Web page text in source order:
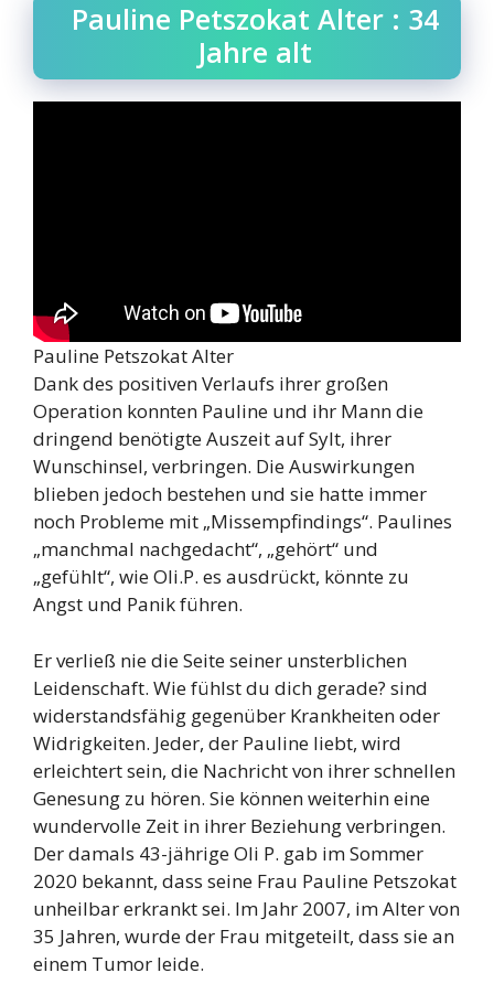
Pauline Petszokat Alter : 34
Jahre alt
Pauline Petszokat Alter
Dank des positiven Verlaufs ihrer großen
Operation konnten Pauline und ihr Mann die
dringend benötigte Auszeit auf Sylt, ihrer
Wunschinsel, verbringen. Die Auswirkungen
blieben jedoch bestehen und sie hatte immer
noch Probleme mit „Missempfindings“. Paulines
„manchmal nachgedacht“, „gehört“ und
„gefühlt“, wie Oli.P. es ausdrückt, könnte zu
Angst und Panik führen.
Er verließ nie die Seite seiner unsterblichen
Leidenschaft. Wie fühlst du dich gerade? sind
widerstandsfähig gegenüber Krankheiten oder
Widrigkeiten. Jeder, der Pauline liebt, wird
erleichtert sein, die Nachricht von ihrer schnellen
Genesung zu hören. Sie können weiterhin eine
wundervolle Zeit in ihrer Beziehung verbringen.
Der damals 43-jährige Oli P. gab im Sommer
2020 bekannt, dass seine Frau Pauline Petszokat
unheilbar erkrankt sei. Im Jahr 2007, im Alter von
35 Jahren, wurde der Frau mitgeteilt, dass sie an
einem Tumor leide.